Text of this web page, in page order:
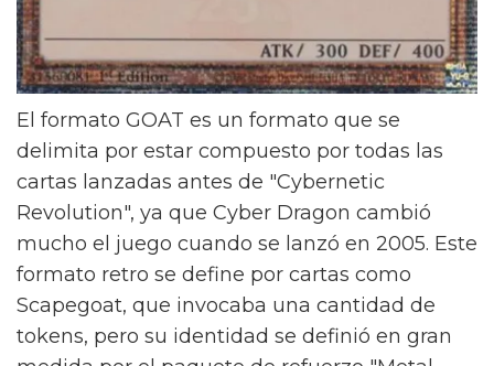
El formato GOAT es un formato que se
delimita por estar compuesto por todas las
cartas lanzadas antes de "Cybernetic
Revolution", ya que Cyber Dragon cambió
mucho el juego cuando se lanzó en 2005. Este
formato retro se define por cartas como
Scapegoat, que invocaba una cantidad de
tokens, pero su identidad se definió en gran